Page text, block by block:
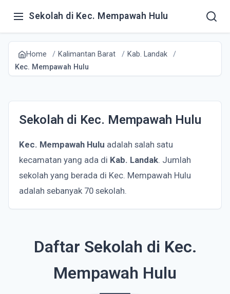
Sekolah di Kec. Mempawah Hulu
Home Kalimantan Barat
Kab. Landak
Kec. Mempawah Hulu
Sekolah di Kec. Mempawah Hulu
Kec. Mempawah Hulu adalah salah satu
kecamatan yang ada di Kab. Landak. Jumlah
sekolah yang berada di Kec. Mempawah Hulu
adalah sebanyak 70 sekolah.
Daftar Sekolah di Kec.
Mempawah Hulu